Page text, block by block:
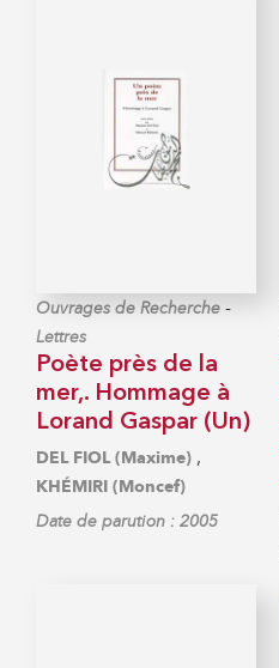
Ouvrages de Recherche -
Lettres
Poète près de la
mer,. Hommage à
Lorand Gaspar (Un)
DEL FIOL (Maxime) ,
KHÉMIRI (Moncef)
Date de parution : 2005